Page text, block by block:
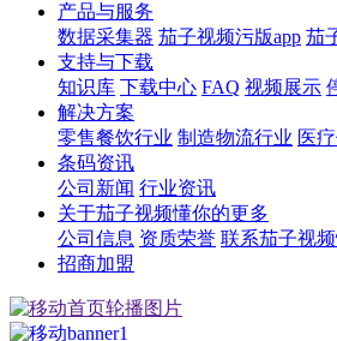
产品与服务
数据采集器 茄子视频污版app 茄
支持与下载
知识库 下载中心 FAQ 视频展示
解决方案
零售餐饮行业 制造物流行业 医
条码资讯
公司新闻 行业资讯
关于茄子视频懂你的更多
公司信息 资质荣誉 联系茄子视
招商加盟